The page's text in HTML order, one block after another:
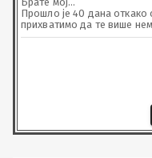
Прошло је 40 дана откако
прихватимо да те више
Најљепше успомене носе
Одрасли смо заједно,
игру, смијех и успомене
Недостајеш сваког дана,
Док год живимо носићемо
Почивај у миру, Анђеле